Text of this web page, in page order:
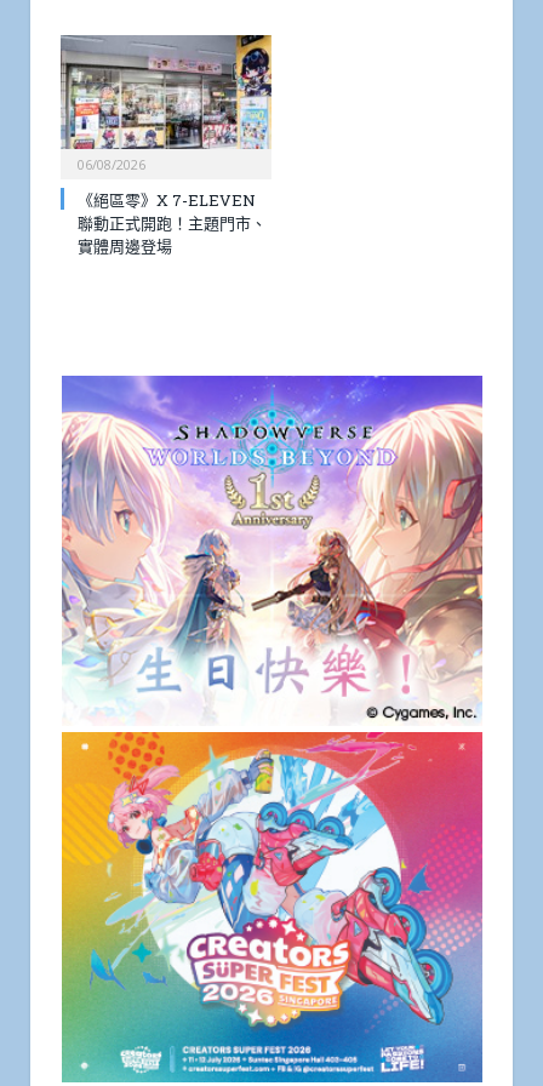
06/08/2026
《絕區零》X 7-ELEVEN
聯動正式開跑！主題門市、
實體周邊登場